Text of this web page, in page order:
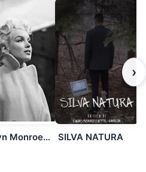
Marilyn Monroe, I Am So Many People SILVA NATURA
›